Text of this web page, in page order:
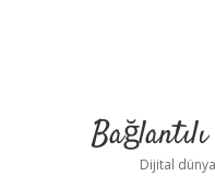
Dijital